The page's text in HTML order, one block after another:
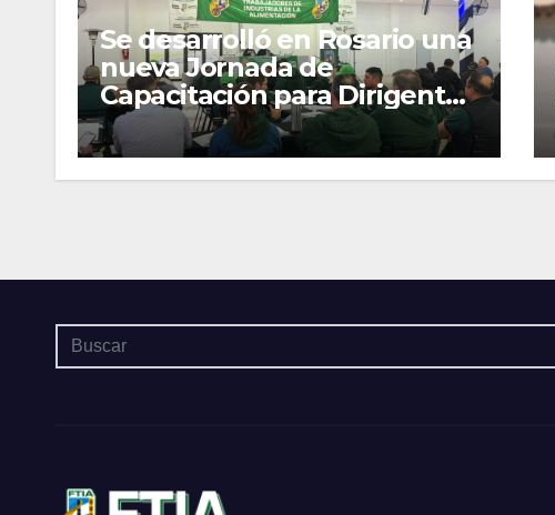
Se desarrolló en Rosario una
nueva Jornada de
Capacitación para Dirigentes
y Delegados Gremiales